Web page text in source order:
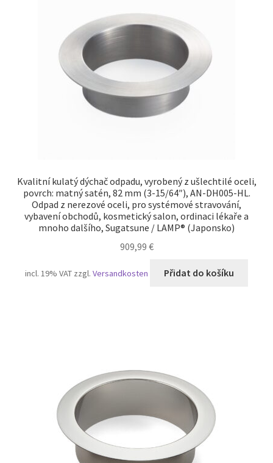
Kvalitní kulatý dýchač odpadu, vyrobený z ušlechtilé oceli,
povrch: matný satén, 82 mm (3-15/64″), AN-DH005-HL.
Odpad z nerezové oceli, pro systémové stravování,
vybavení obchodů, kosmetický salon, ordinaci lékaře a
mnoho dalšího, Sugatsune / LAMP® (Japonsko)
909,99 €
incl. 19% VAT zzgl.Versandkosten Přidat do košíku